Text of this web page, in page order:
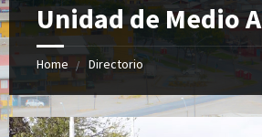
Unidad de Medio
Home Directorio